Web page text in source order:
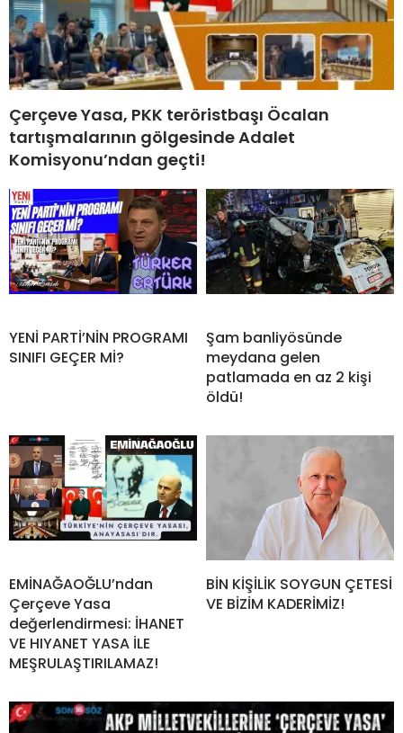
Çerçeve Yasa, PKK teröristbaşı Öcalan
tartışmalarının gölgesinde Adalet
Komisyonu’ndan geçti!
YENİ PARTİ’NİN PROGRAMI
SINIFI GEÇER Mİ?
Şam banliyösünde
meydana gelen
patlamada en az 2 kişi
öldü!
EMİNAĞAOĞLU’ndan
Çerçeve Yasa
değerlendirmesi: İHANET
VE HIYANET YASA İLE
MEŞRULAŞTIRILAMAZ!
BİN KİŞİLİK SOYGUN ÇETESİ
VE BİZİM KADERİMİZ!